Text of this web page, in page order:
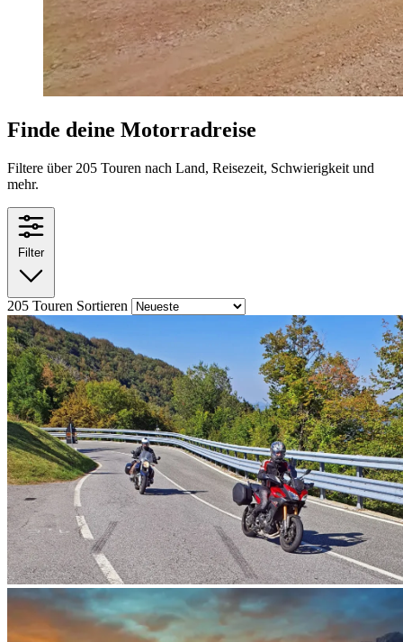
Finde deine Motorradreise
Filtere über 205 Touren nach Land, Reisezeit, Schwierigkeit und
mehr.
Filter
205 Touren Sortieren